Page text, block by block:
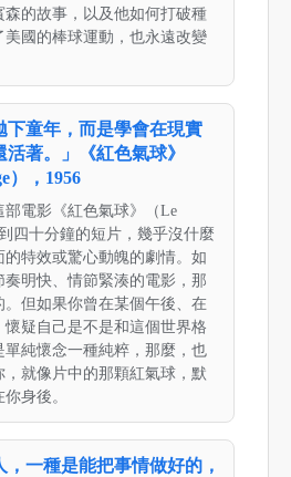
的故事，以及他如何打破種
國的棒球運動，也永遠改變
下童年，而是學會在現實
著。」《紅色氣球》
），1956
電影《紅色氣球》（Le
四十分鐘的短片，幾乎沒什麼
的特效或驚心動魄的劇情。如
明快、情節緊湊的電影，那
但如果你曾在某個午後、在
疑自己是不是和這個世界格
純懷念一種純粹，那麼，也
就像片中的那顆紅氣球，默
身後。
，一種是能把事情做好的，